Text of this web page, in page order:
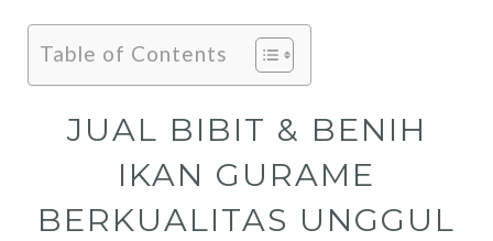
Table of Contents
JUAL BIBIT & BENIH
IKAN GURAME
BERKUALITAS UNGGUL